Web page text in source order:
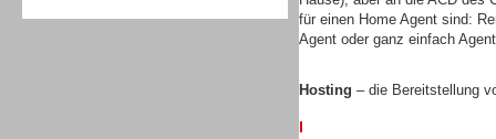
für einen Home Agent sind:
Agent oder ganz einfach
Hosting – die Bereitstellung
I